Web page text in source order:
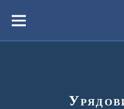
вмістуМеню